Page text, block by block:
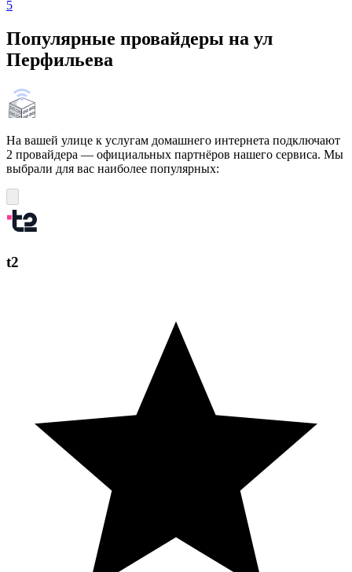
5
Популярные провайдеры на ул
Перфильева
На вашей улице к услугам домашнего интернета подключают
2 провайдера — официальных партнёров нашего сервиса. Мы
выбрали для вас наиболее популярных:
t2